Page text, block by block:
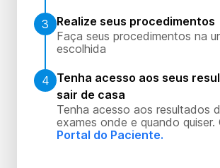
3
Realize seus procedimentos
Faça seus procedimentos na
escolhida
4 Tenha acesso aos seus
sair de casa
Tenha acesso aos resultados
exames onde e quando quiser.
Portal do Paciente.